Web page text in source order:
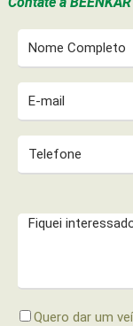
Quero dar um